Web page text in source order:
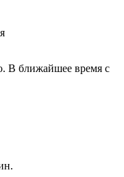
В ближайшее время с